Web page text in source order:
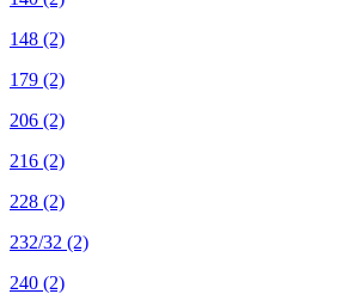
148 (2)
179 (2)
206 (2)
216 (2)
228 (2)
232/32 (2)
240 (2)